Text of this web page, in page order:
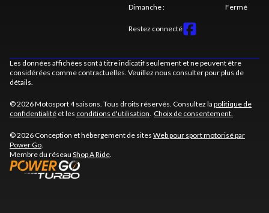
Dimanche: Fermé
Restez connecté
Les données affichées sont à titre indicatif seulement et ne peuvent être
considérées comme contractuelles. Veuillez nous consulter pour plus de
détails.
© 2026 Motosport 4 saisons. Tous droits réservés. Consultez la politique de
confidentialité et les conditions d'utilisation. Choix de consentement.
© 2026 Conception et hébergement de sites Web pour sport motorisé par
Power Go.
Membre du réseau Shop A Ride.